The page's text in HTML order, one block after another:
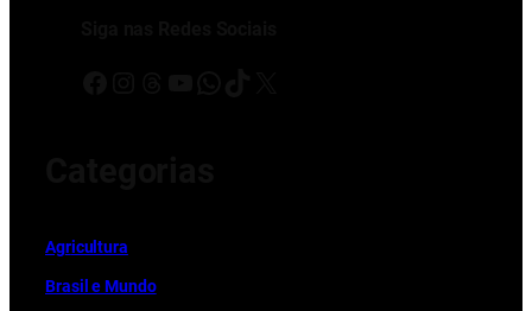
Agricultura
Brasil e Mundo